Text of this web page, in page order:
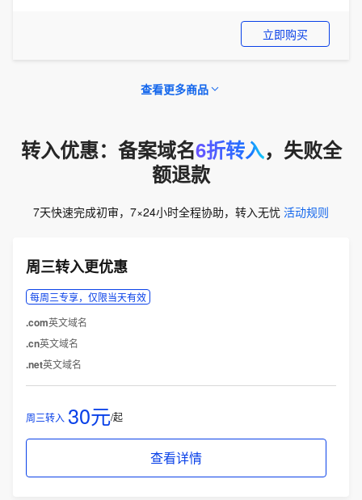
立即购买
查看更多商品
转入优惠：备案域名6折转入，失败全
额退款
7天快速完成初审，7×24小时全程协助，转入无忧 活动规则
周三转入更优惠
每周三专享，仅限当天有效
.com英文域名
.cn英文域名
.net英文域名
周三转入 30元/起
查看详情